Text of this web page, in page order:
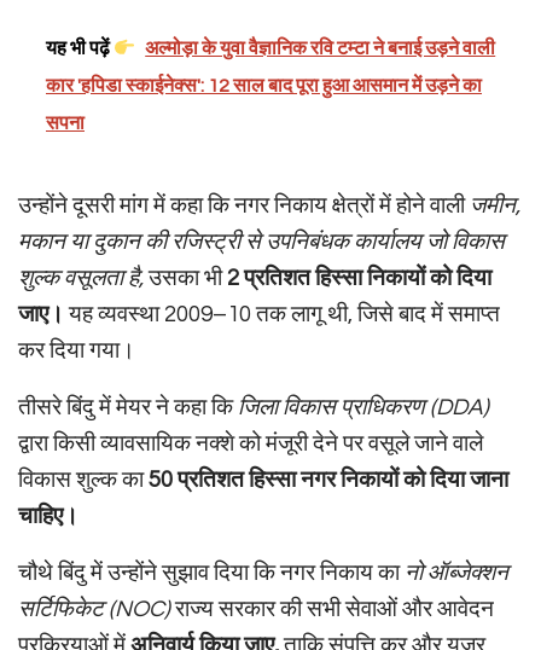
यह भी पढ़ें
अल्मोड़ा के युवा वैज्ञानिक रवि टम्टा ने बनाई उड़ने वाली
कार 'हपिडा स्काईनेक्स': 12 साल बाद पूरा हुआ आसमान में उड़ने का
सपना
उन्होंने दूसरी मांग में कहा कि नगर निकाय क्षेत्रों में होने वाली जमीन,
मकान या दुकान की रजिस्ट्री से उपनिबंधक कार्यालय जो विकास
शुल्क वसूलता है,उसका भी 2 प्रतिशत हिस्सा निकायों को दिया
जाए। यह व्यवस्था 2009–10 तक लागू थी, जिसे बाद में समाप्त
कर दिया गया।
तीसरे बिंदु में मेयर ने कहा कि जिला विकास प्राधिकरण (DDA)
द्वारा किसी व्यावसायिक नक्शे को मंजूरी देने पर वसूले जाने वाले
विकास शुल्क का50 प्रतिशत हिस्सा नगर निकायों को दिया जाना
चाहिए।
चौथे बिंदु में उन्होंने सुझाव दिया कि नगर निकाय का नो ऑब्जेक्शन
सर्टिफिकेट (NOC)राज्य सरकार की सभी सेवाओं और आवेदन